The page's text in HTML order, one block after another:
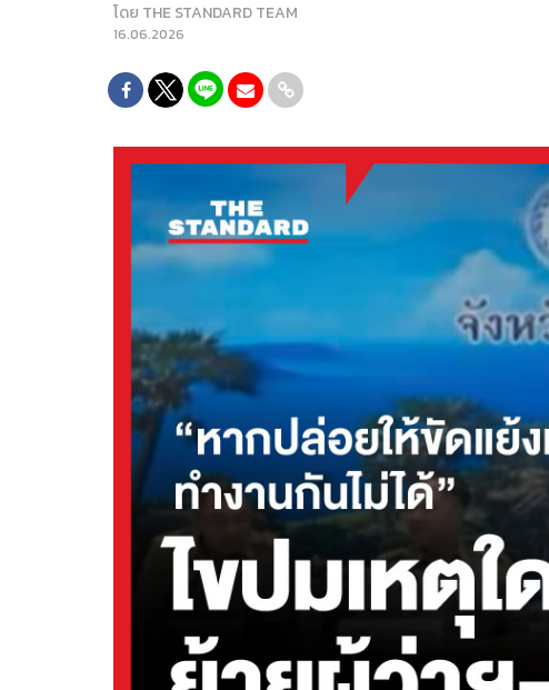
โดย THE STANDARD TEAM
16.06.2026